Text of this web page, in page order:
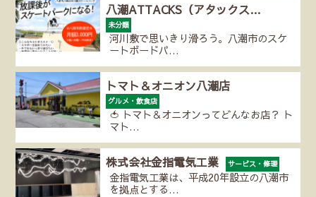
八潮ATTACKS（アタックス…
未分類
河川敷で思いきり滑ろう。八潮市のスケ
ートボードパ…
トマト＆オニオン八潮店
グルメ・飲食店
🍅 トマト＆オニオンってどんなお店？ ト
マト…
株式会社金指電気工業 サービス・修理
金指電気工業は、平成20年設立の八潮市
を拠点とする…